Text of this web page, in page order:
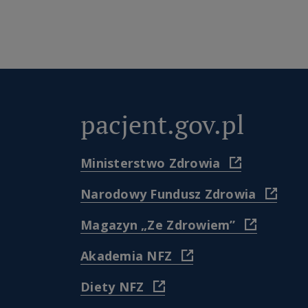
pacjent.gov.pl
Ministerstwo Zdrowia
(
)
Narodowy Fundusz Zdrowia
(
Magazyn „Ze Zdrowiem”
(
Akademia NFZ
(
Diety NFZ
(